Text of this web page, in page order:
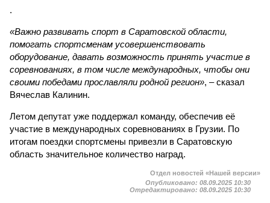
.
«Важно развивать спорт в Саратовской области,
помогать спортсменам усовершенствовать
оборудование, давать возможность принять участие в
соревнованиях, в том числе международных, чтобы они
своими победами прославляли родной регион», – сказал
Вячеслав Калинин.
Летом депутат уже поддержал команду, обеспечив её
участие в международных соревнованиях в Грузии. По
итогам поездки спортсмены привезли в Саратовскую
область значительное количество наград.
Отдел новостей «Нашей версии»
Опубликовано: 08.09.2025 10:30
Отредактировано: 08.09.2025 10:30